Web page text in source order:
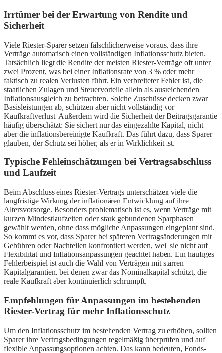
Irrtümer bei der Erwartung von Rendite und
Sicherheit
Viele Riester-Sparer setzen fälschlicherweise voraus, dass ihre
Verträge automatisch einen vollständigen Inflationsschutz bieten.
Tatsächlich liegt die Rendite der meisten Riester-Verträge oft unter
zwei Prozent, was bei einer Inflationsrate von 3 % oder mehr
faktisch zu realen Verlusten führt. Ein verbreiteter Fehler ist, die
staatlichen Zulagen und Steuervorteile allein als ausreichenden
Inflationsausgleich zu betrachten. Solche Zuschüsse decken zwar
Basisleistungen ab, schützen aber nicht vollständig vor
Kaufkraftverlust. Außerdem wird die Sicherheit der Beitragsgarantie
häufig überschätzt: Sie sichert nur das eingezahlte Kapital, nicht
aber die inflationsbereinigte Kaufkraft. Das führt dazu, dass Sparer
glauben, der Schutz sei höher, als er in Wirklichkeit ist.
Typische Fehleinschätzungen bei Vertragsabschluss
und Laufzeit
Beim Abschluss eines Riester-Vertrags unterschätzen viele die
langfristige Wirkung der inflationären Entwicklung auf ihre
Altersvorsorge. Besonders problematisch ist es, wenn Verträge mit
kurzen Mindestlaufzeiten oder stark gebundenen Sparphasen
gewählt werden, ohne dass mögliche Anpassungen eingeplant sind.
So kommt es vor, dass Sparer bei späteren Vertragsänderungen mit
Gebühren oder Nachteilen konfrontiert werden, weil sie nicht auf
Flexibilität und Inflationsanpassungen geachtet haben. Ein häufiges
Fehlerbeispiel ist auch die Wahl von Verträgen mit starren
Kapitalgarantien, bei denen zwar das Nominalkapital schützt, die
reale Kaufkraft aber kontinuierlich schrumpft.
Empfehlungen für Anpassungen im bestehenden
Riester-Vertrag für mehr Inflationsschutz
Um den Inflationsschutz im bestehenden Vertrag zu erhöhen, sollten
Sparer ihre Vertragsbedingungen regelmäßig überprüfen und auf
flexible Anpassungsoptionen achten. Das kann bedeuten, Fonds-